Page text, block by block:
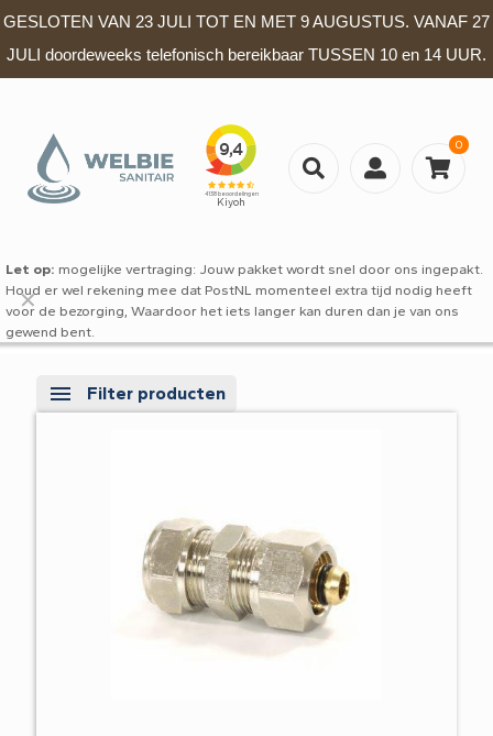
GESLOTEN VAN 23 JULI TOT EN MET 9 AUGUSTUS. VANAF 27
JULI doordeweeks telefonisch bereikbaar TUSSEN 10 en 14 UUR.
0
Let op: mogelijke vertraging: Jouw pakket wordt snel door ons ingepakt.
Houd er wel rekening mee dat PostNL momenteel extra tijd nodig heeft
voor de bezorging, Waardoor het iets langer kan duren dan je van ons
gewend bent.
✕
Filter producten